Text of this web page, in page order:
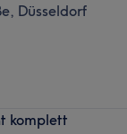
Haarschnitte,
– für
Düsseldorf
komplett